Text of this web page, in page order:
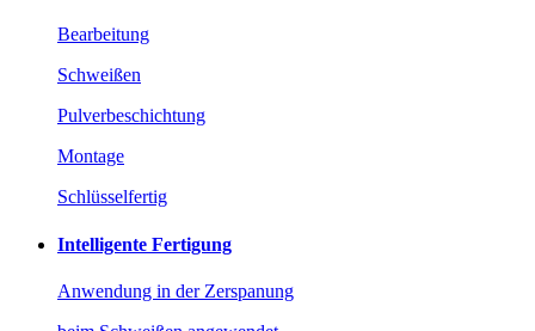
Bearbeitung
Schweißen
Pulverbeschichtung
Montage
Schlüsselfertig
Intelligente Fertigung
Anwendung in der Zerspanung